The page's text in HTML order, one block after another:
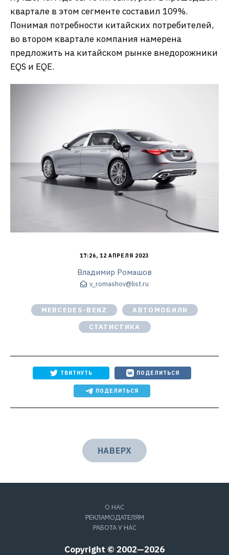
квартале в этом сегменте составил 109%.
Понимая потребности китайских потребителей,
во втором квартале компания намерена
предложить на китайском рынке внедорожники
EQS и EQE.
17:26, 12 АПРЕЛЯ 2023
Владимир Ромашов
v_romashov@list.ru
MERCEDES-BENZ
АВТОМОБИЛИ
СТАТИСТИКА
ТВИТНУТЬ ПОДЕЛИТЬСЯ
ПОДЕЛИТЬСЯ
НАВЕРХ
О НАС
РЕКЛАМОДАТЕЛЯМ
РАБОТА У НАС
Copyright © 2002—2026